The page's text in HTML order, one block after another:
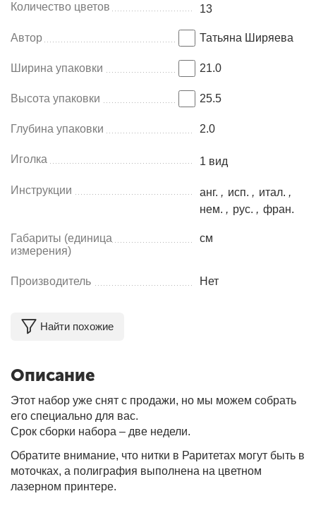
Количество цветов 13
Автор Татьяна Ширяева
Ширина упаковки 21.0
Высота упаковки 25.5
Глубина упаковки 2.0
Иголка 1 вид
Инструкции анг. , исп. , итал. ,
нем. , рус. , фран.
Габариты (единица
измерения)
см
Производитель Нет
Найти похожие
Описание
Этот набор уже снят с продажи, но мы можем собрать
его специально для вас.
Срок сборки набора – две недели.
Обратите внимание, что нитки в Раритетах могут быть в
моточках, а полиграфия выполнена на цветном
лазерном принтере.